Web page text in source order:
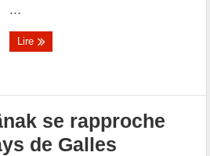
...
Lire
se rapproche
de Galles